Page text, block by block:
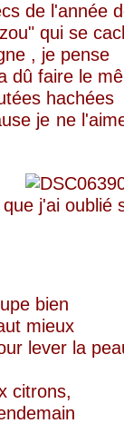
de l'année
qui se
, je pense
dû faire le
hachées
je ne
j'ai oublié
bien
mieux
lever la
citrons,